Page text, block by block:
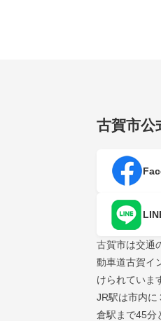
古賀市公
古賀市は交通
動車道古賀イ
けられていま
JR駅は市内に
倉駅まで45分